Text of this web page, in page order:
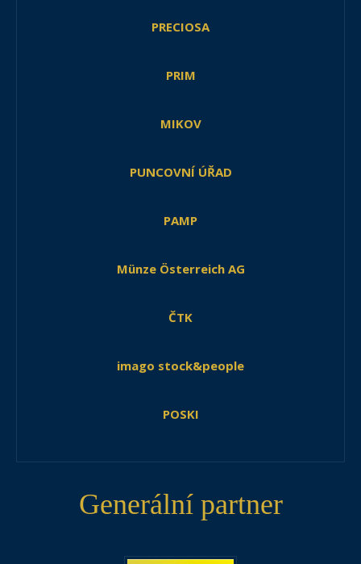
PRECIOSA
PRIM
MIKOV
PUNCOVNÍ ÚŘAD
PAMP
Münze Österreich AG
ČTK
imago stock&people
POSKI
Generální partner